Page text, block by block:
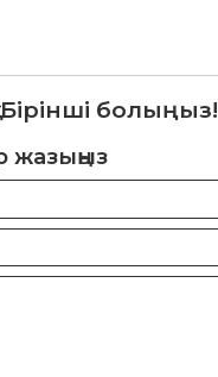
Бірінші болыңыз!
жазыңыз